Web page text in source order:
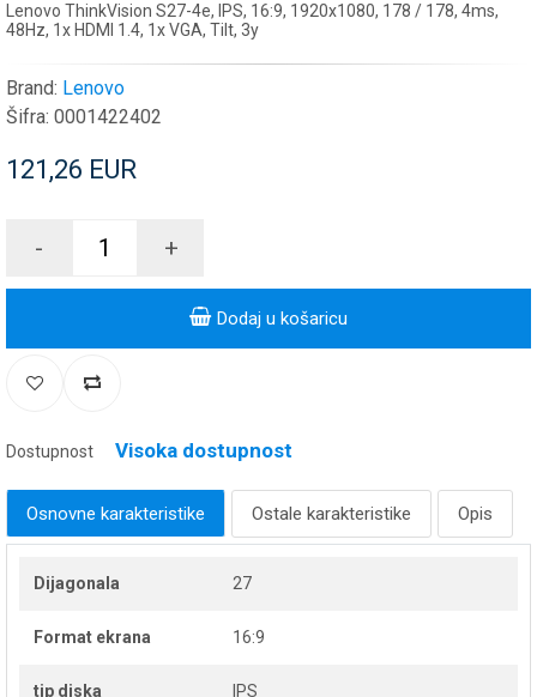
Lenovo ThinkVision S27-4e, IPS, 16:9, 1920x1080, 178 / 178, 4ms,
48Hz, 1x HDMI 1.4, 1x VGA, Tilt, 3y
Brand: Lenovo
Šifra: 0001422402
121,26 EUR
- +
Dodaj u košaricu
Dostupnost Visoka dostupnost
Osnovne karakteristike Ostale karakteristike Opis
Dijagonala 27
Format ekrana 16:9
tip diska IPS